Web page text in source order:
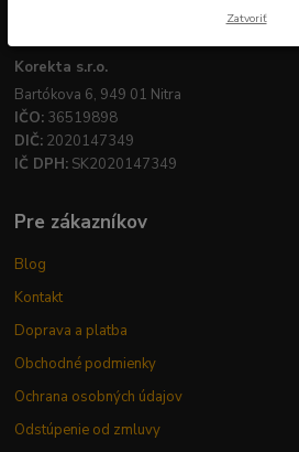
Korekta s.r.o.
Bartókova 6, 949 01 Nitra
IČO: 36519898
DIČ: 2020147349
IČ DPH: SK2020147349
Pre zákazníkov
Blog
Kontakt
Doprava a platba
Obchodné podmienky
Ochrana osobných údajov
Odstúpenie od zmluvy
Zatvoriť